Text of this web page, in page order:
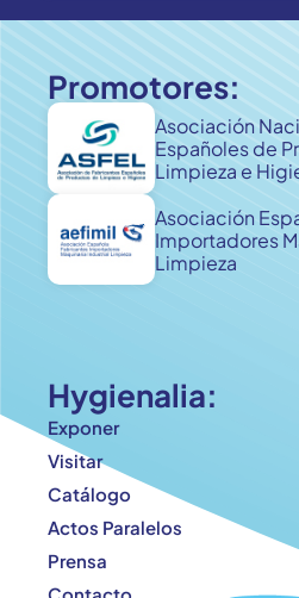
Promotores:
Asociación
Españoles de
Limpieza e
Asociación
Importadores
Limpieza
Hygienalia:
Exponer
Visitar
Catálogo
Actos Paralelos
Prensa